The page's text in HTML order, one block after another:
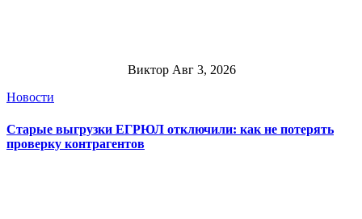
Виктор Авг 3, 2026
Новости
Старые выгрузки ЕГРЮЛ отключили: как не потерять
проверку контрагентов